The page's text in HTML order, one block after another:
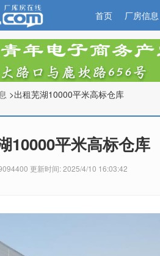
首页 厂房信息
>出租芜湖10000平米高标仓库
10000平米高标仓库
更新时间: 2025/4/10 16:03:42